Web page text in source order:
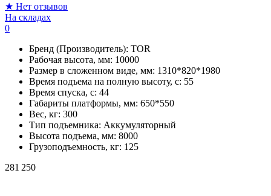
★ Нет отзывов
На складах
0
Бренд (Производитель): TOR
Рабочая высота, мм: 10000
Размер в сложенном виде, мм: 1310*820*1980
Время подъема на полную высоту, с: 55
Время спуска, с: 44
Габариты платформы, мм: 650*550
Вес, кг: 300
Тип подъемника: Аккумуляторный
Высота подъема, мм: 8000
Грузоподъемность, кг: 125
281 250